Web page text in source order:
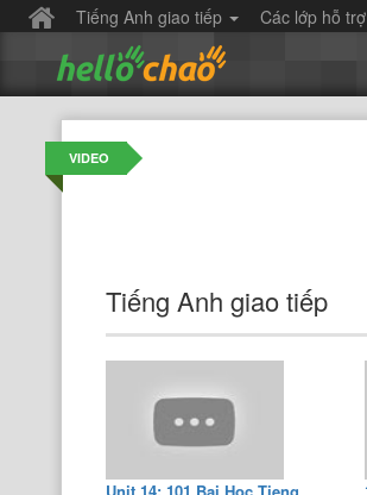
Tiếng Anh giao tiếp Các lớp hỗ trợ
VIDEO
Tiếng Anh giao tiếp